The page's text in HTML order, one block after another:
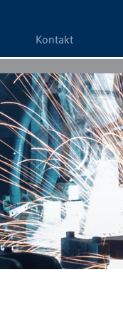
Kontakt